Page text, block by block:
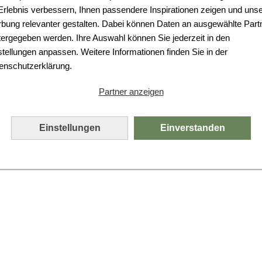
verbessern, Ihnen passendere Inspirationen zeigen und
relevanter gestalten. Dabei können Daten an ausgewählte
werden. Ihre Auswahl können Sie jederzeit in den
anpassen. Weitere Informationen finden Sie in der
Partner anzeigen
Einstellungen Einverstanden
Da ist etwas schiefgelaufen.
Leider ist ein technischer Fehler aufgetreten.
Bitte laden Sie die Seite neu.